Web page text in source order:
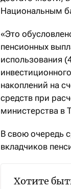
Национальным
«Это
пенсионных
использования
накоплений на
средств при
министерства в
В свою очередь
вкладчиков
Хотите